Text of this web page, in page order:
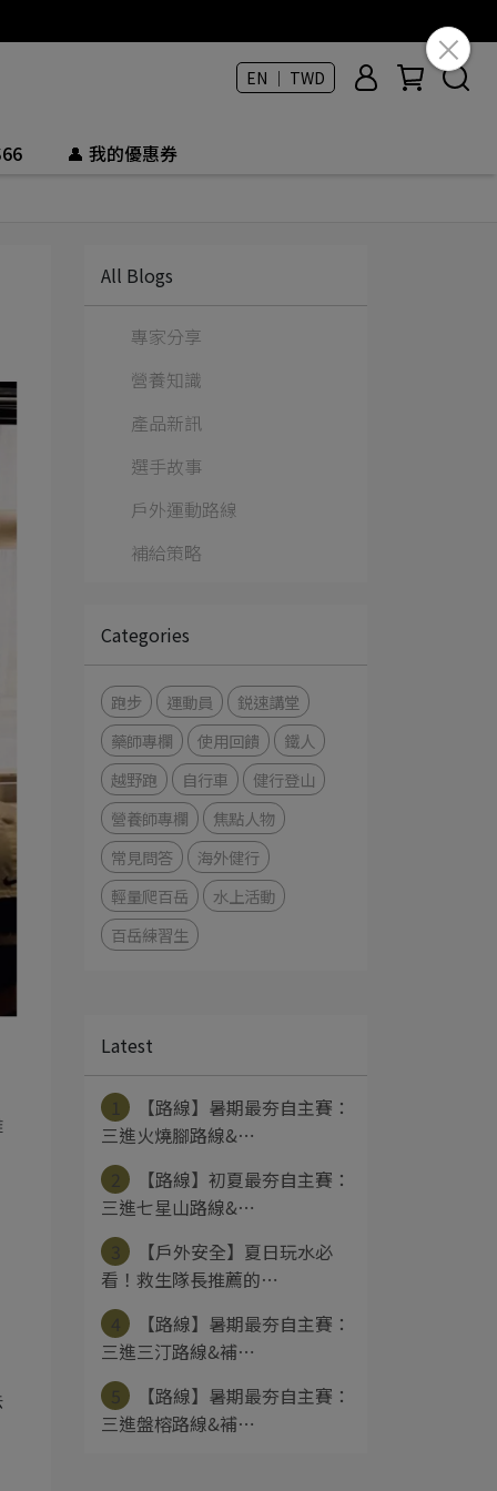
EN ｜ TWD
👤 我的優惠券
All Blogs
專家分享
營養知識
產品新訊
選手故事
戶外運動路線
補給策略
Categories
跑步 運動員
鋭速講堂
藥師專欄
使用回饋
鐵人
越野跑
自行車
健行登山
營養師專欄
焦點人物
常見問答
海外健行
輕量爬百岳
水上活動
百岳練習生
Latest
【路線】暑期最夯自主賽：
三進火燒腳路線&⋯
【路線】初夏最夯自主賽：
三進七星山路線&⋯
【戶外安全】夏日玩水必
看！救生隊長推薦的⋯
【路線】暑期最夯自主賽：
三進三汀路線&補⋯
【路線】暑期最夯自主賽：
三進盤榕路線&補⋯